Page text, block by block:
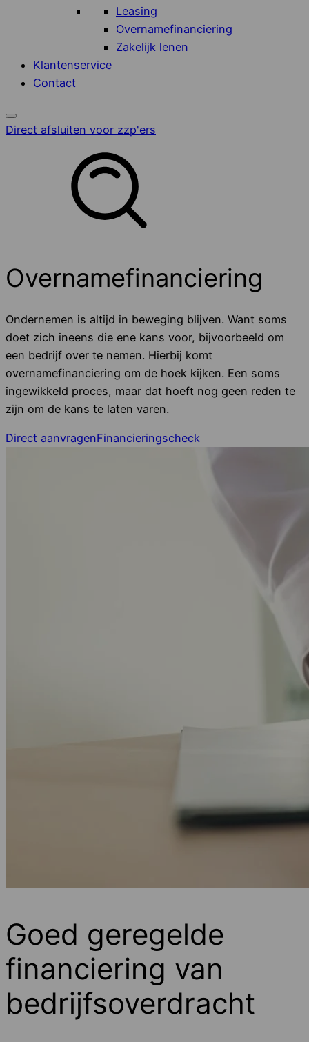
Leasing
Overnamefinanciering
Zakelijk lenen
Klantenservice
Contact
Direct afsluiten voor zzp'ers
Overnamefinanciering
Ondernemen is altijd in beweging blijven. Want soms
doet zich ineens die ene kans voor, bijvoorbeeld om
een bedrijf over te nemen. Hierbij komt
overnamefinanciering om de hoek kijken. Een soms
ingewikkeld proces, maar dat hoeft nog geen reden te
zijn om de kans te laten varen.
Direct aanvragenFinancieringscheck
Goed geregelde
financiering van
bedrijfsoverdracht